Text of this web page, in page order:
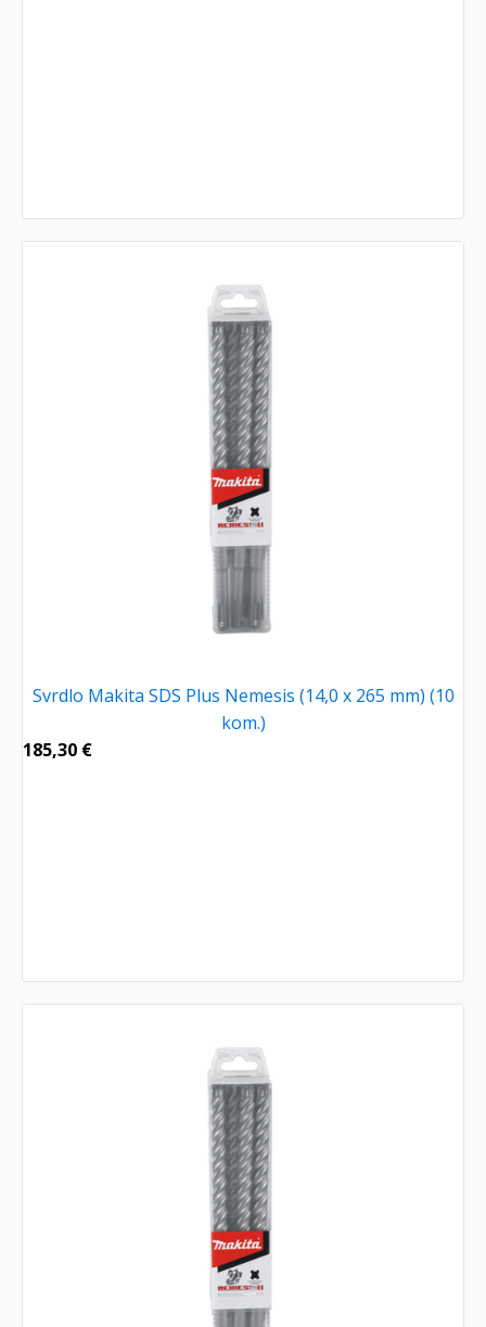
Svrdlo Makita SDS Plus Nemesis (14,0 x 265 mm) (10
kom.)
185,30 €